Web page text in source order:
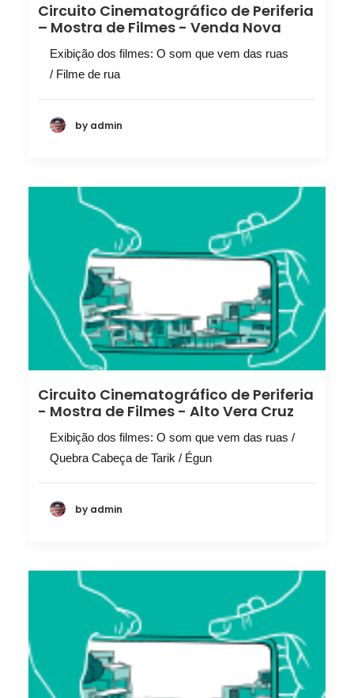
Circuito Cinematográfico de Periferia
– Mostra de Filmes - Venda Nova
Exibição dos filmes: O som que vem das ruas
/ Filme de rua
by admin
Circuito Cinematográfico de Periferia
- Mostra de Filmes - Alto Vera Cruz
Exibição dos filmes: O som que vem das ruas /
Quebra Cabeça de Tarik / Égun
by admin